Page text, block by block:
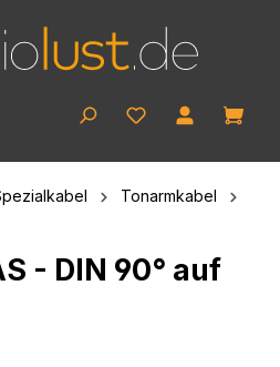
Tonarmkabel
- DIN 90° auf